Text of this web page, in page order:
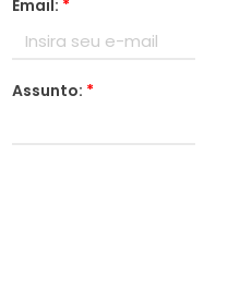
Email: *
Assunto: *